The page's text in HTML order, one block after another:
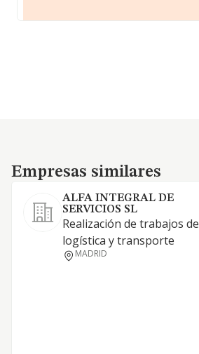
Empresas similares
Empresas similares
ALFA INTEGRAL DE
SERVICIOS SL
Realización de trabajos de
logística y transporte
MADRID